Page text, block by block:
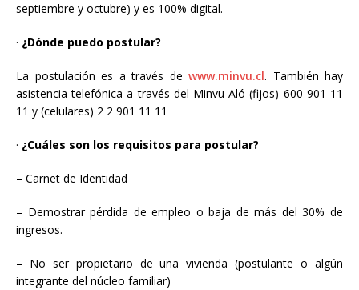
septiembre y octubre) y es 100% digital.
· ¿Dónde puedo postular?
La postulación es a través de www.minvu.cl. También hay
asistencia telefónica a través del Minvu Aló (fijos) 600 901 11
11 y (celulares) 2 2 901 11 11
· ¿Cuáles son los requisitos para postular?
– Carnet de Identidad
– Demostrar pérdida de empleo o baja de más del 30% de
ingresos.
– No ser propietario de una vivienda (postulante o algún
integrante del núcleo familiar)